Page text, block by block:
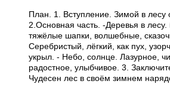
План. 1. Вступление. Зимой в лесу
2.Основная часть. -Деревья в
тяжёлые шапки, волшебные,
Серебристый, лёгкий, как пух,
укрыл. - Небо, солнце. Лазурное,
радостное, улыбчивое. 3.
Чудесен лес в своём зимнем